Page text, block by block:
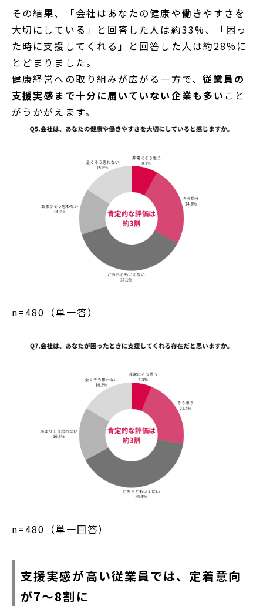
その結果、「会社はあなたの健康や働きやすさを
大切にしている」と回答した人は約33%、「困っ
た時に支援してくれる」と回答した人は約28%に
とどまりました。
健康経営への取り組みが広がる一方で、 従業員の
支援実感まで十分に届いていない企業も多い こと
がうかがえます。
n=480（単一答）
n=480（単一回答）
支援実感が高い従業員では、定着意向
が7〜8割に